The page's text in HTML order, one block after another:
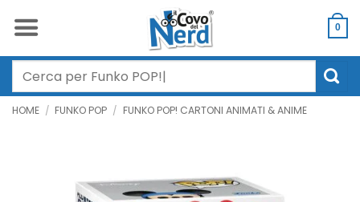
0
Cerca:
HOME / FUNKO POP / FUNKO POP! CARTONI ANIMATI & ANIME